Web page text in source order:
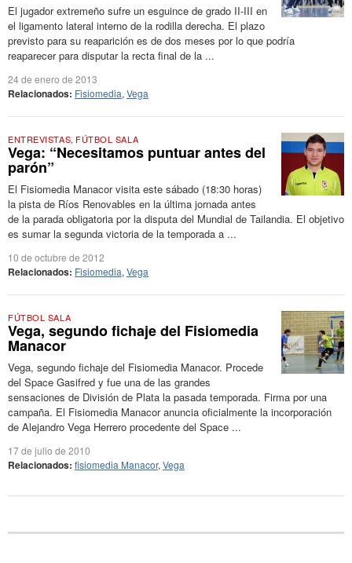
El jugador extremeño sufre un esguince de grado II-III en
el ligamento lateral interno de la rodilla derecha. El plazo
previsto para su reaparición es de dos meses por lo que podría
reaparecer para disputar la recta final de la ...
24 de enero de 2013
Relacionados: Fisiomedia, Vega
ENTREVISTAS, FÚTBOL SALA
Vega: “Necesitamos puntuar antes del
parón”
El Fisiomedia Manacor visita este sábado (18:30 horas)
la pista de Ríos Renovables en la última jornada antes
de la parada obligatoria por la disputa del Mundial de Tailandia. El objetivo
es sumar la segunda victoria de la temporada a ...
10 de octubre de 2012
Relacionados: Fisiomedia, Vega
FÚTBOL SALA
Vega, segundo fichaje del Fisiomedia
Manacor
Vega, segundo fichaje del Fisiomedia Manacor. Procede
del Space Gasifred y fue una de las grandes
sensaciones de División de Plata la pasada temporada. Firma por una
campaña. El Fisiomedia Manacor anuncia oficialmente la incorporación
de Alejandro Vega Herrero procedente del Space ...
17 de julio de 2010
Relacionados: fisiomedia Manacor, Vega